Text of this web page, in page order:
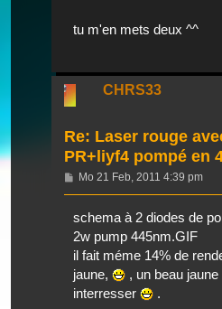
tu m'en mets deux ^^
CHRS33
Re: Laser rouge
PR+liyf4 pompé en
Beitrag
Mo 21 Feb, 2011 4:39 pm
schema à 2 diodes de
2w pump 445nm.GIF
il fait méme 14% de
jaune,
, un beau
interresser
.